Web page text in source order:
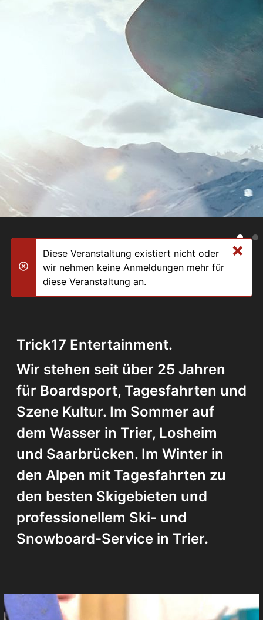
×
danger
Diese Veranstaltung existiert nicht oder
wir nehmen keine Anmeldungen mehr für
diese Veranstaltung an.
Trick17 Entertainment.
Wir stehen seit über 25 Jahren
für Boardsport, Tagesfahrten und
Szene Kultur. Im Sommer auf
dem Wasser in Trier, Losheim
und Saarbrücken. Im Winter in
den Alpen mit Tagesfahrten zu
den besten Skigebieten und
professionellem Ski- und
Snowboard-Service in Trier.